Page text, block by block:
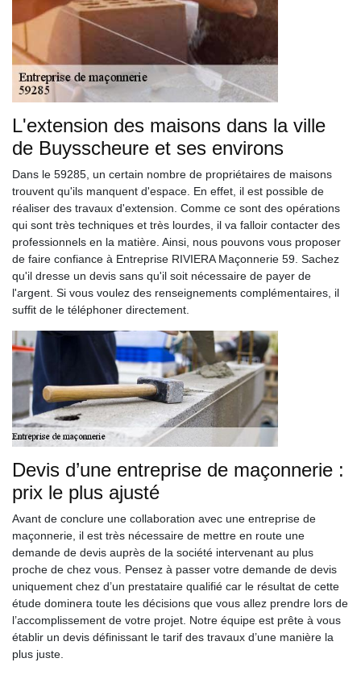
L'extension des maisons dans la ville
de Buysscheure et ses environs
Dans le 59285, un certain nombre de propriétaires de maisons
trouvent qu'ils manquent d'espace. En effet, il est possible de
réaliser des travaux d'extension. Comme ce sont des opérations
qui sont très techniques et très lourdes, il va falloir contacter des
professionnels en la matière. Ainsi, nous pouvons vous proposer
de faire confiance à Entreprise RIVIERA Maçonnerie 59. Sachez
qu'il dresse un devis sans qu'il soit nécessaire de payer de
l'argent. Si vous voulez des renseignements complémentaires, il
suffit de le téléphoner directement.
Devis d’une entreprise de maçonnerie :
prix le plus ajusté
Avant de conclure une collaboration avec une entreprise de
maçonnerie, il est très nécessaire de mettre en route une
demande de devis auprès de la société intervenant au plus
proche de chez vous. Pensez à passer votre demande de devis
uniquement chez d’un prestataire qualifié car le résultat de cette
étude dominera toute les décisions que vous allez prendre lors de
l’accomplissement de votre projet. Notre équipe est prête à vous
établir un devis définissant le tarif des travaux d’une manière la
plus juste.